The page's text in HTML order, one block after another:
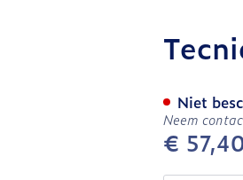
35 Xl
€
Niet
Neem